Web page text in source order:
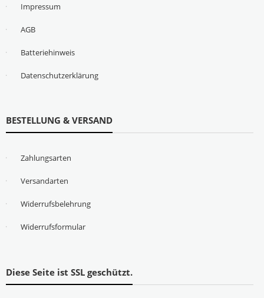
Impressum
AGB
Batteriehinweis
Datenschutzerklärung
BESTELLUNG & VERSAND
Zahlungsarten
Versandarten
Widerrufsbelehrung
Widerrufsformular
Diese Seite ist SSL geschützt.